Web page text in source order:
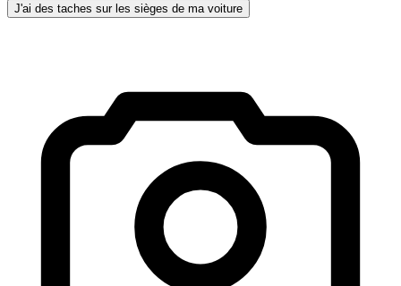
J'ai des taches sur les sièges de ma voiture